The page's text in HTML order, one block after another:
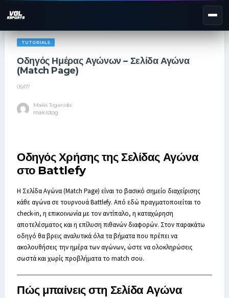
NEXT EVENT — REGISTER NOW
eKypello Elladas
EAFC27
REGISTER →
TOURNAMENTS
NEWS ABOUT
JOIN OUR DISCORD
EL EN
TUTORIALS
Οδηγός Ημέρας Αγώνων – Σελίδα Αγώνα
(Match Page)
05/07
Makis Toganidis
makistog
Οδηγός Χρήσης της Σελίδας Αγώνα
στο Battlefy
Η Σελίδα Αγώνα (Match Page) είναι το βασικό σημείο διαχείρισης
κάθε αγώνα σε τουρνουά Battlefy. Από εδώ πραγματοποιείται το
check-in, η επικοινωνία με τον αντίπαλο, η καταχώρηση
αποτελέσματος και η επίλυση πιθανών διαφορών. Στον παρακάτω
οδηγό θα βρεις αναλυτικά όλα τα βήματα που πρέπει να
ακολουθήσεις την ημέρα των αγώνων, ώστε να ολοκληρώσεις
σωστά και χωρίς προβλήματα το match σου.
Πώς μπαίνεις στη Σελίδα Αγώνα